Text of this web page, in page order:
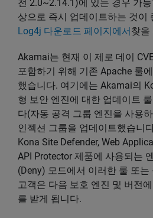
전 2.0~2.14.1)에 있는 경우 가
상으로 즉시 업데이트하는 것이
Log4j 다운로드 페이지에서찾을
Akamai는 현재 이 제로 데이
포함하기 위해 기존 Apache 룰
했습니다. 여기에는 Akamai의
형 보안 엔진에 대한 업데이트
다(자동 공격 그룹 엔진을 사용
인젝션 그룹을 업데이트했습니
Kona Site Defender, Web
API Protector 제품에 사용되는
(Deny) 모드에서 이러한 룰 또
고객은 다음 보호 엔진 및 버전
를 받게 됩니다.